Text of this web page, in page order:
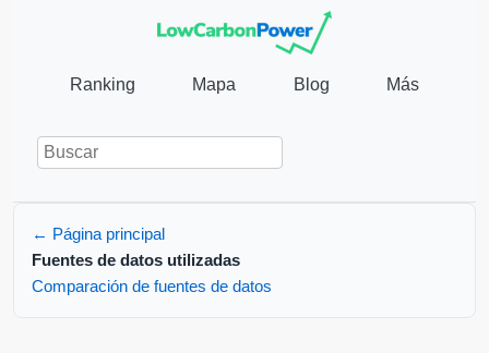
Ranking Mapa Blog Más
← Página principal
Fuentes de datos utilizadas
Comparación de fuentes de datos